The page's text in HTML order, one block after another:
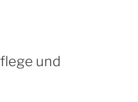
und